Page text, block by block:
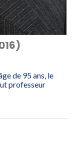
de 95 ans, le
professeur